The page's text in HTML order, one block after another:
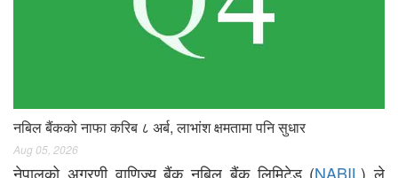
नबिल बैंकको नाफा करिब ८ अर्ब, लाभांश क्षमतामा पनि सुधार
Aug 05, 2026
नेपालको अग्रणी वाणिज्य बैंक नबिल बैंक लिमिटेड (NABIL) ले